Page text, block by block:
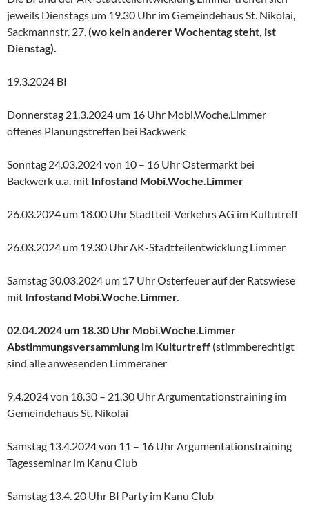
jeweils Dienstags um 19.30 Uhr im Gemeindehaus St. Nikolai,
Sackmannstr. 27.(wo kein anderer Wochentag steht, ist
Dienstag).
19.3.2024 BI
Donnerstag 21.3.2024 um 16 Uhr Mobi.Woche.Limmer
offenes Planungstreffen bei Backwerk
Sonntag 24.03.2024 von 10 – 16 Uhr Ostermarkt bei
Backwerk u.a. mit Infostand Mobi.Woche.Limmer
26.03.2024 um 18.00 Uhr Stadtteil-Verkehrs AG im Kultutreff
26.03.2024 um 19.30 Uhr AK-Stadtteilentwicklung Limmer
Samstag 30.03.2024 um 17 Uhr Osterfeuer auf der Ratswiese
mit Infostand Mobi.Woche.Limmer.
02.04.2024 um 18.30 Uhr Mobi.Woche.Limmer
Abstimmungsversammlung im Kulturtreff (stimmberechtigt
sind alle anwesenden Limmeraner
9.4.2024 von 18.30 – 21.30 Uhr Argumentationstraining im
Gemeindehaus St. Nikolai
Samstag 13.4.2024 von 11 – 16 Uhr Argumentationstraining
Tagesseminar im Kanu Club
Samstag 13.4. 20 Uhr BI Party im Kanu Club